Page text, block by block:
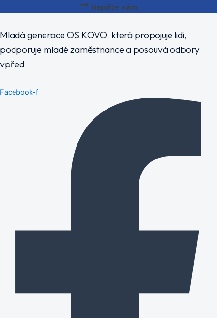
Napište nám
Mladá generace OS KOVO, která propojuje lidi,
podporuje mladé zaměstnance a posouvá odbory
vpřed
Facebook-f